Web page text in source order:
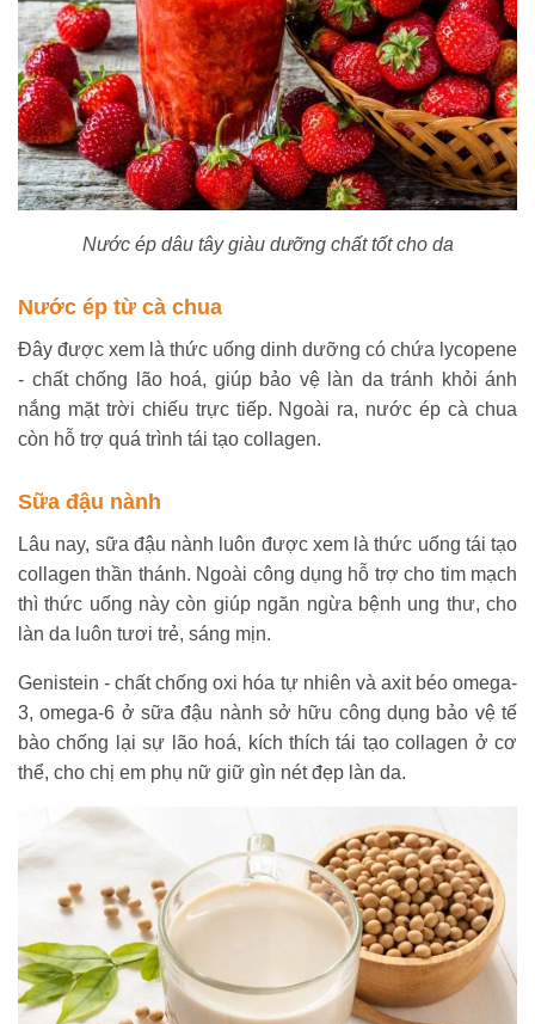
Nước ép dâu tây giàu dưỡng chất tốt cho da
Nước ép từ cà chua
Đây được xem là thức uống dinh dưỡng có chứa lycopene
- chất chống lão hoá, giúp bảo vệ làn da tránh khỏi ánh
nắng mặt trời chiếu trực tiếp. Ngoài ra, nước ép cà chua
còn hỗ trợ quá trình tái tạo collagen.
Sữa đậu nành
Lâu nay, sữa đậu nành luôn được xem là thức uống tái tạo
collagen thần thánh. Ngoài công dụng hỗ trợ cho tim mạch
thì thức uống này còn giúp ngăn ngừa bệnh ung thư, cho
làn da luôn tươi trẻ, sáng mịn.
Genistein - chất chống oxi hóa tự nhiên và axit béo omega-
3, omega-6 ở sữa đậu nành sở hữu công dụng bảo vệ tế
bào chống lại sự lão hoá, kích thích tái tạo collagen ở cơ
thể, cho chị em phụ nữ giữ gìn nét đẹp làn da.